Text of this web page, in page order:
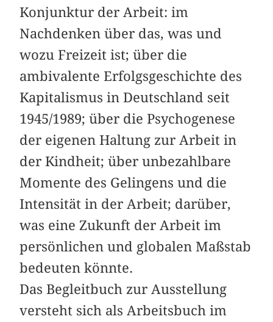
Konjunktur der Arbeit: im
Nachdenken über das, was und
wozu Freizeit ist; über die
ambivalente Erfolgsgeschichte des
Kapitalismus in Deutschland seit
1945/1989; über die Psychogenese
der eigenen Haltung zur Arbeit in
der Kindheit; über unbezahlbare
Momente des Gelingens und die
Intensität in der Arbeit; darüber,
was eine Zukunft der Arbeit im
persönlichen und globalen Maßstab
bedeuten könnte.
Das Begleitbuch zur Ausstellung
versteht sich als Arbeitsbuch im